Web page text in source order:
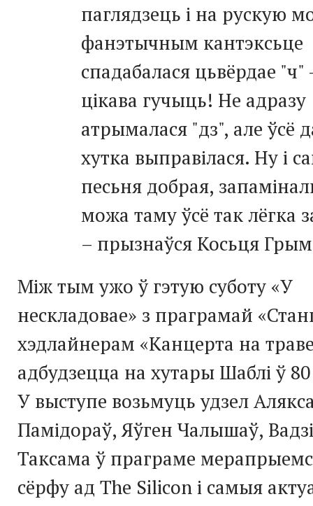
паглядзець і на рускую
фанэтычным кантэксьце
спадабалася цьвёрдае "ч"
цікава гучыць! Не адразу
атрымалася "дз", але ўсё
хутка выправілася. Ну і
песьня добрая,
можа таму ўсё так лёгка
– прызнаўся Косьця
Між тым ужо ў гэтую суботу «У
нескладовае» з праграмай
хэдлайнерам «Канцерта на
адбудзецца на хутары Шаблі ў
У выступе возьмуць удзел
Памідораў, Яўген Чалышаў,
Таксама ў праграме
сёрфу ад The Silicon і самыя